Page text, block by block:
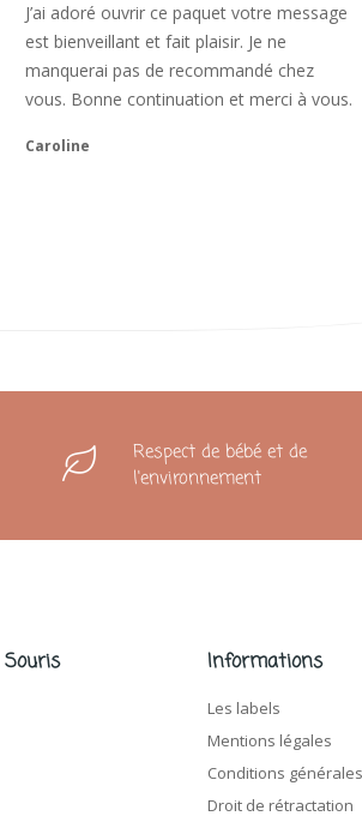
Bonjour Nadia Bien reçu le colis auj,
magnifique colis. L'emballage est
magnifique. Très contente des animaux.
Je recommanderai sans hésiter 😍
Camille
Respect de bébé et de
l'environnement
Informations
Les labels
Mentions légales
Conditions
Droit de rétractation